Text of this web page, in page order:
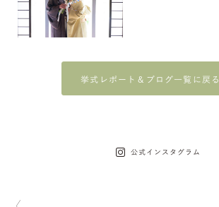
挙式レポート＆ブログ一覧に戻る
公式インスタグラム